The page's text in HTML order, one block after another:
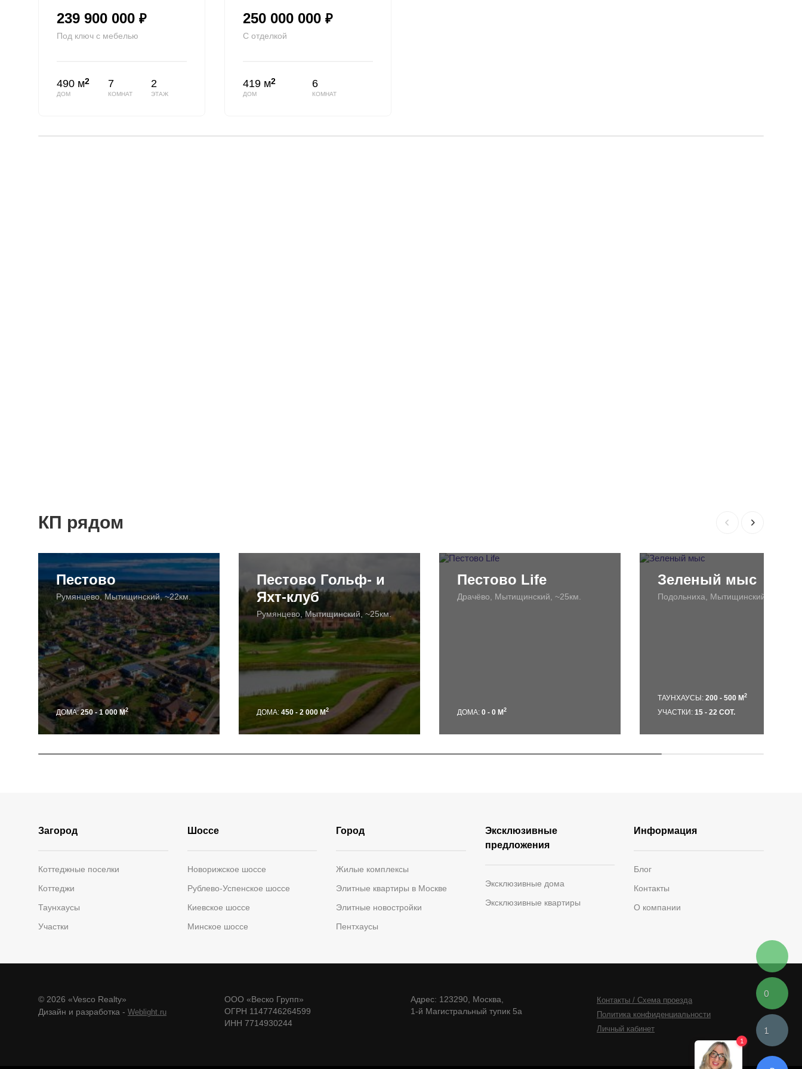
239 900 000 ₽
Под ключ с мебелью
490 м2
ДОМ
7
КОМНАТ
2
ЭТАЖ
250 000 000 ₽
С отделкой
419 м2
ДОМ
6
КОМНАТ
КП рядом
Пестово
Румянцево, Мытищинский, ~22км.
ДОМА:250 - 1 000 М2
Пестово Гольф- и
Яхт-клуб
Румянцево, Мытищинский, ~25км.
ДОМА: 450 - 2 000 М2
Пестово Life
Драчёво, Мытищинский, ~25км.
ДОМА: 0 - 0 М 2
Зеленый мыс
Подольниха, Мытищинский, ~20км.
ТАУНХАУСЫ: 200 - 500 М 2
УЧАСТКИ: 15 - 22 СОТ.
Загород
Коттеджные поселки
Коттеджи
Таунхаусы
Участки
Шоссе
Новорижское шоссе
Рублево-Успенское шоссе
Киевское шоссе
Минское шоссе
Город
Жилые комплексы
Элитные квартиры в Москве
Элитные новостройки
Пентхаусы
Эксклюзивные
предложения
Эксклюзивные дома
Эксклюзивные квартиры
Информация
Блог
Контакты
О компании
© 2026 «Vesco Realty»
Дизайн и разработка - Weblight.ru
ООО «Веско Групп»
ОГРН 1147746264599
ИНН 7714930244
Адрес: 123290, Москва,
1-й Магистральный тупик 5а
Контакты / Схема проезда
Политика конфиденциальности
Личный кабинет
0
1